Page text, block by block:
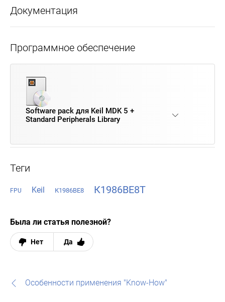
Документация
Программное обеспечение
Software pack для Keil MDK 5 +
Standard Peripherals Library
Теги
FPU Keil К1986ВЕ8 К1986ВЕ8Т
Была ли статья полезной?
Нет Да
Особенности применения "Know-How"